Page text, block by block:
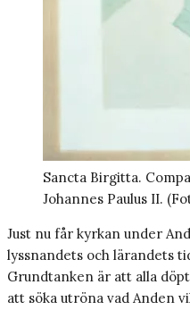
Sancta Birgitta.
Johannes Paulus II.
Just nu får kyrkan under
lyssnandets och lärandets
Grundtanken är att alla
att söka utröna vad Anden